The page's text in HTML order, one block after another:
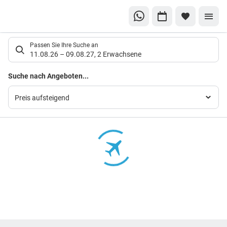
Suchlistenseite
Passen Sie Ihre Suche an
11.08.26 – 09.08.27, 2 Erwachsene
Suche nach Angeboten...
Preis aufsteigend